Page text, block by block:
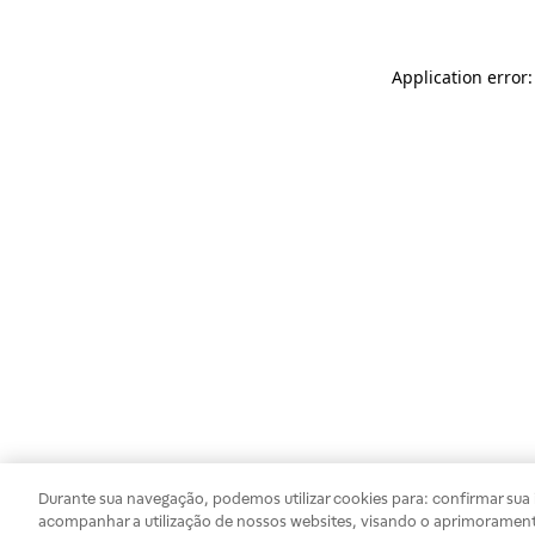
Application
Durante sua navegação, podemos utilizar cookies para: confirmar
acompanhar a utilização de nossos websites, visando o